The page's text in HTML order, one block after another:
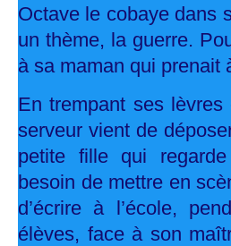
Octave le cobaye dans
un thème, la guerre.
à sa maman qui prenait
En trempant ses
serveur vient de
petite fille qui
besoin de mettre en
d’écrire à l’école,
élèves, face à son